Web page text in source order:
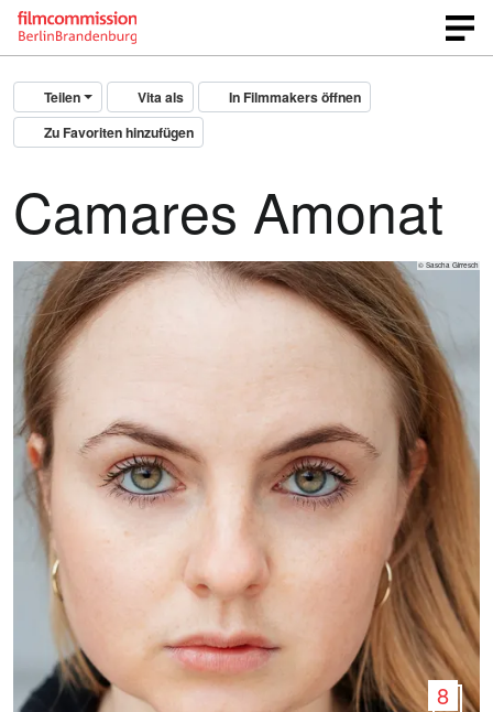
Teilen Vita als
In Filmmakers öffnen
Zu Favoriten hinzufügen
Camares Amonat
© Sascha Girresch
8